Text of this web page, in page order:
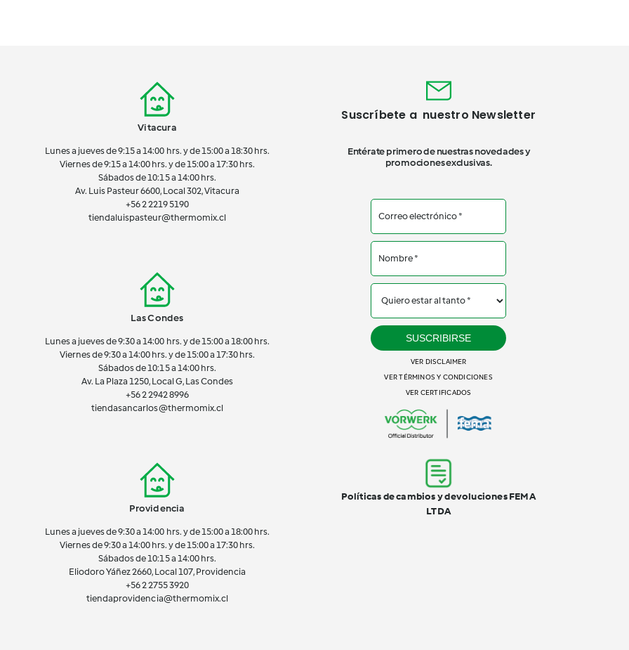
Vitacura
Lunes a jueves de 9:15 a 14:00 hrs. y de 15:00 a 18:30 hrs.
Viernes de 9:15 a 14:00 hrs. y de 15:00 a 17:30 hrs.
Sábados de 10:15 a 14:00 hrs.
Av. Luis Pasteur 6600, Local 302, Vitacura
+56 2 2219 5190
tiendaluispasteur@thermomix.cl
Las Condes
Lunes a jueves de 9:30 a 14:00 hrs. y de 15:00 a 18:00 hrs.
Viernes de 9:30 a 14:00 hrs. y de 15:00 a 17:30 hrs.
Sábados de 10:15 a 14:00 hrs.
Av. La Plaza 1250, Local G, Las Condes
+56 2 2942 8996
tiendasancarlos@thermomix.cl
Providencia
Lunes a jueves de 9:30 a 14:00 hrs. y de 15:00 a 18:00 hrs.
Viernes de 9:30 a 14:00 hrs. y de 15:00 a 17:30 hrs.
Sábados de 10:15 a 14:00 hrs.
Eliodoro Yáñez 2660, Local 107, Providencia
+56 2 2755 3920
tiendaprovidencia@thermomix.cl
Suscríbete a nuestro Newsletter
Entérate primero de nuestras novedades y
promociones exclusivas.
SUSCRIBIRSE
VER DISCLAIMER
VER TÉRMINOS Y CONDICIONES
VER CERTIFICADOS
Políticas de cambios y devoluciones FEMA
LTDA